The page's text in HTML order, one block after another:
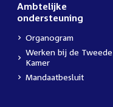
Ambtelijke
ondersteuning
Organogram
External
link:
Werken bij de Tweede
Kamer
Mandaatbesluit